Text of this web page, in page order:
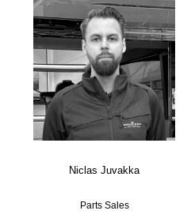
Niclas Juvakka
Parts Sales